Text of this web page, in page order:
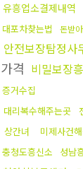
유흥업소결제내역
대포차찾는법 돈받
안전보장탐정사
가격 비밀보장
증거수집
대리복수해주는곳
상간녀 미제사건
충청도흥신소 성남